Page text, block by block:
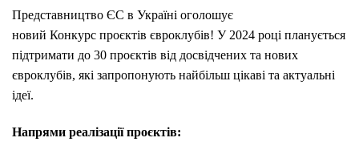
Представництво ЄС в Україні оголошує
новий Конкурс проєктів євроклубів! У 2024 році планується
підтримати до 30 проєктів від досвідчених та нових
євроклубів, які запропонують найбільш цікаві та актуальні
ідеї.
Напрями реалізації проєктів: